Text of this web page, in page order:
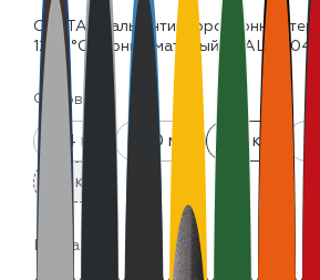
CERTA эмаль антикоррозионная
1200°С черный матовый ~RAL 9004
Фасовка:
0.4 кг 520 мл 0.8 кг 4
25 кг
Цвета: